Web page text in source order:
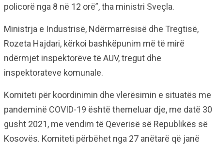
policorë nga 8 në 12 orë”, tha ministri Sveçla.
Ministrja e Industrisë, Ndërmarrësisë dhe Tregtisë,
Rozeta Hajdari, kërkoi bashkëpunim më të mirë
ndërmjet inspektorëve të AUV, tregut dhe
inspektorateve komunale.
Komiteti për koordinimin dhe vlerësimin e situatës me
pandeminë COVID-19 është themeluar dje, me datë 30
gusht 2021, me vendim të Qeverisë së Republikës së
Kosovës. Komiteti përbëhet nga 27 anëtarë që janë